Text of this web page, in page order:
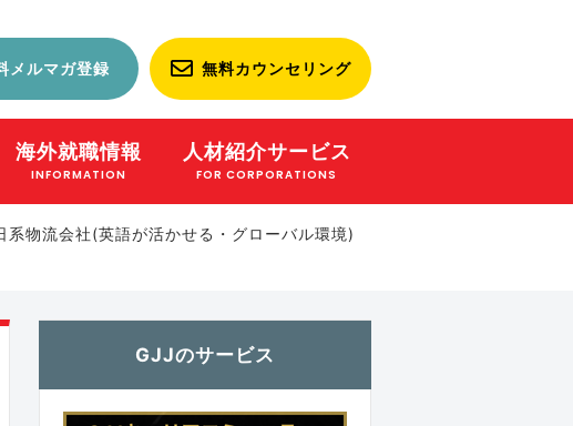
メルマガ登録 無料カウンセリング
海外就職情報
INFORMATION
人材紹介サービス
FOR CORPORATIONS
系物流会社(英語が活かせる・グローバル環境)
GJJのサービス